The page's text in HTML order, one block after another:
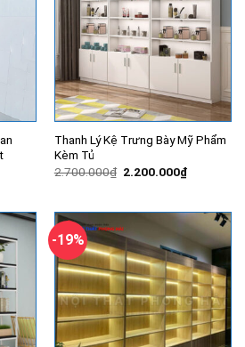
Thanh Lý Kệ Trưng Bày Mỹ Phẩm
Kèm Tủ
2.700.000₫ Giá
2.200.000₫Giá
hiện
-19%